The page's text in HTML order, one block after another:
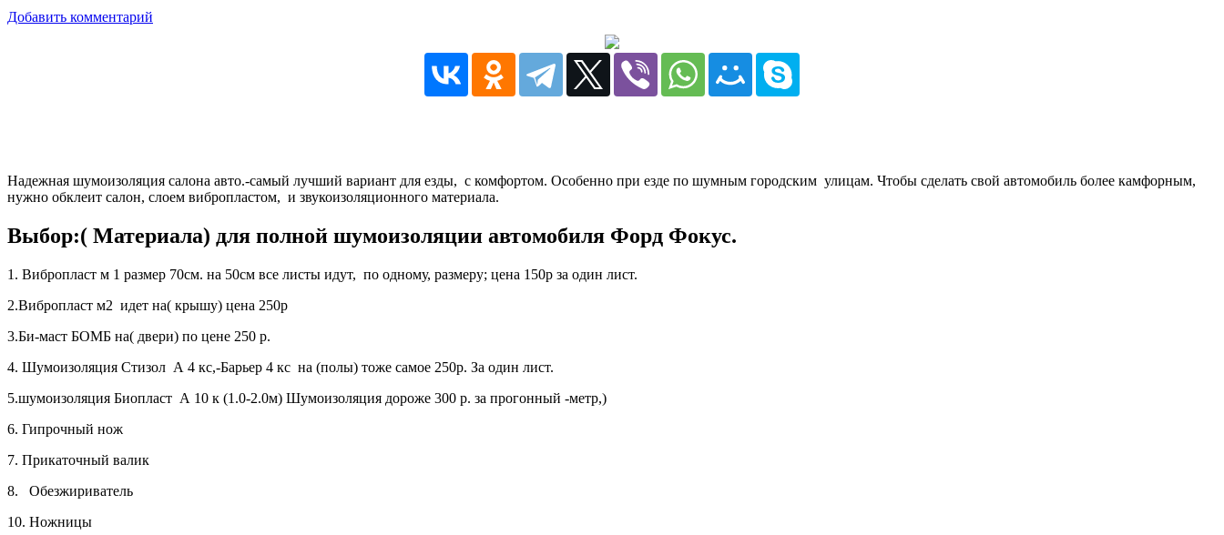
Добавить комментарий
Надежная шумоизоляция салона авто.-самый лучший вариант для езды, с комфортом. Особенно при езде по шумным городским улицам. Чтобы сделать свой автомобиль более камфорным,
нужно обклеит салон, слоем вибропластом, и звукоизоляционного материала.
Выбор:( Материала) для полной шумоизоляции автомобиля Форд Фокус.
1. Вибропласт м 1 размер 70см. на 50см все листы идут, по одному, размеру; цена 150р за один лист.
2.Вибропласт м2 идет на( крышу) цена 250р
3.Би-маст БОМБ на( двери) по цене 250 р.
4. Шумоизоляция Стизол А 4 кс,-Барьер 4 кс на (полы) тоже самое 250р. За один лист.
5.шумоизоляция Биопласт А 10 к (1.0-2.0м) Шумоизоляция дороже 300 р. за прогонный -метр,)
6. Гипрочный нож
7. Прикаточный валик
8. Обезжириватель
10. Ножницы